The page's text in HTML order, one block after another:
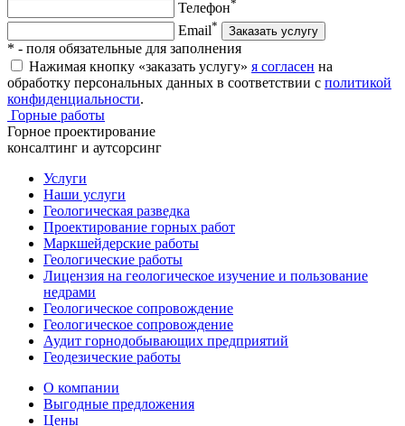
Телефон*
Email* Заказать услугу
* - поля обязательные для заполнения
Нажимая кнопку «заказать услугу» я согласен на
обработку персональных данных в соответствии с политикой
конфиденциальности.
Горные работы
Горное проектирование
консалтинг и аутсорсинг
Услуги
Наши услуги
Геологическая разведка
Проектирование горных работ
Маркшейдерские работы
Геологические работы
Лицензия на геологическое изучение и пользование
недрами
Геологическое сопровождение
Геологическое сопровождение
Аудит горнодобывающих предприятий
Геодезические работы
О компании
Выгодные предложения
Цены